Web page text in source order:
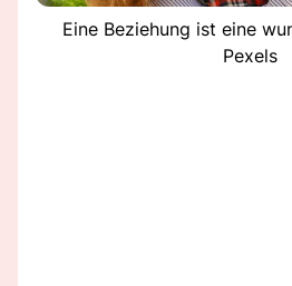
Eine Beziehung ist eine
Pexels